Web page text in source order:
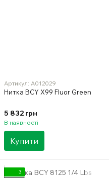
Артикул: A012029
Нитка BCY X99 Fluor Green
5 832 грн
В наявності
Купити
3